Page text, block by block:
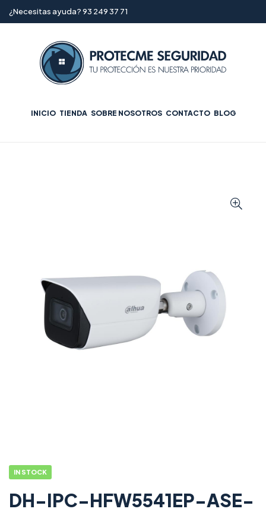
¿Necesitas ayuda? 93 249 37 71
INICIO TIENDA SOBRE NOSOTROS CONTACTO BLOG
IN STOCK
DH-IPC-HFW5541EP-ASE-